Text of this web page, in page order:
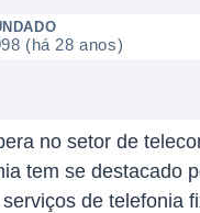
(há 28 anos)
no setor de
tem se destacado
de telefonia